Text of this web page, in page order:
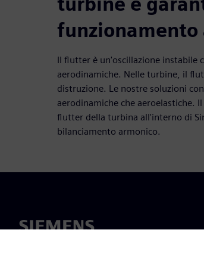
Il flutter è un'oscillazione instabile
aerodinamiche. Nelle turbine, il
distruzione. Le nostre soluzioni
aerodinamiche che aeroelastiche.
flutter della turbina all'interno di
bilanciamento armonico.